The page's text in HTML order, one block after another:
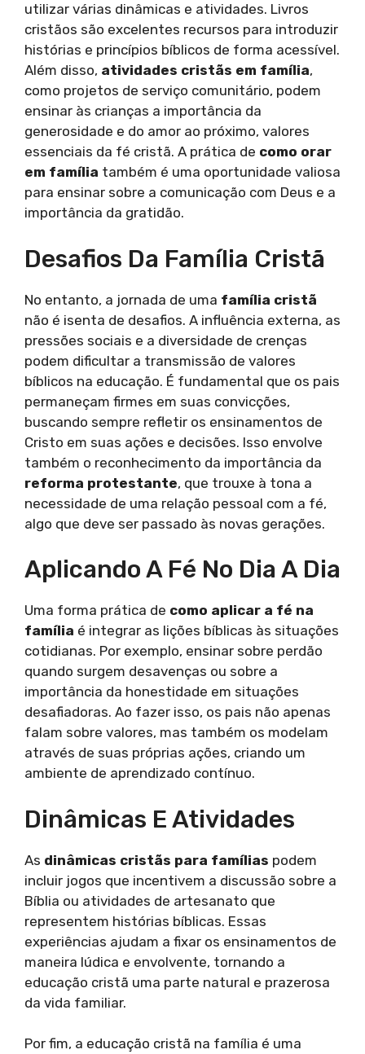
utilizar várias dinâmicas e atividades. Livros
cristãos são excelentes recursos para introduzir
histórias e princípios bíblicos de forma acessível.
Além disso, atividades cristãs em família,
como projetos de serviço comunitário, podem
ensinar às crianças a importância da
generosidade e do amor ao próximo, valores
essenciais da fé cristã. A prática de como orar
em família também é uma oportunidade valiosa
para ensinar sobre a comunicação com Deus e a
importância da gratidão.
Desafios Da Família Cristã
No entanto, a jornada de uma família cristã
não é isenta de desafios. A influência externa, as
pressões sociais e a diversidade de crenças
podem dificultar a transmissão de valores
bíblicos na educação. É fundamental que os pais
permaneçam firmes em suas convicções,
buscando sempre refletir os ensinamentos de
Cristo em suas ações e decisões. Isso envolve
também o reconhecimento da importância da
reforma protestante, que trouxe à tona a
necessidade de uma relação pessoal com a fé,
algo que deve ser passado às novas gerações.
Aplicando A Fé No Dia A Dia
Uma forma prática de como aplicar a fé na
família é integrar as lições bíblicas às situações
cotidianas. Por exemplo, ensinar sobre perdão
quando surgem desavenças ou sobre a
importância da honestidade em situações
desafiadoras. Ao fazer isso, os pais não apenas
falam sobre valores, mas também os modelam
através de suas próprias ações, criando um
ambiente de aprendizado contínuo.
Dinâmicas E Atividades
As dinâmicas cristãs para famílias podem
incluir jogos que incentivem a discussão sobre a
Bíblia ou atividades de artesanato que
representem histórias bíblicas. Essas
experiências ajudam a fixar os ensinamentos de
maneira lúdica e envolvente, tornando a
educação cristã uma parte natural e prazerosa
da vida familiar.
Por fim, a educação cristã na família é uma